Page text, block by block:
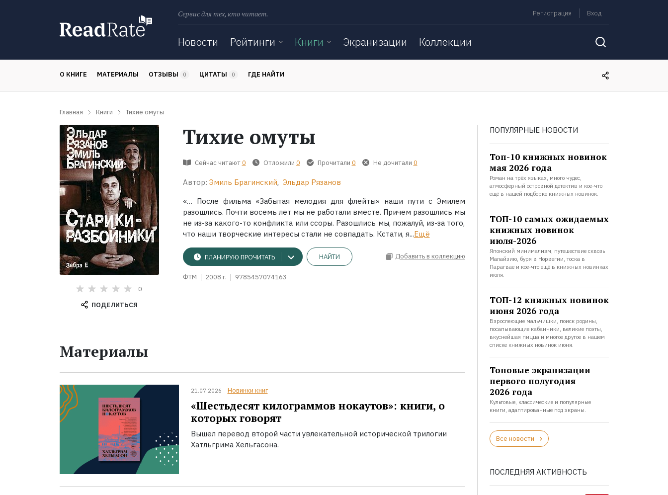
Сервис для тех, кто читает. Регистрация Вход
Новости Рейтинги Книги Экранизации Коллекции
О КНИГЕ МАТЕРИАЛЫ ОТЗЫВЫ 0 ЦИТАТЫ 0 ГДЕ НАЙТИ
Главная Книги Тихие омуты
0
ПОДЕЛИТЬСЯ
Тихие омуты
Сейчас читают 0 Отложили 0 Прочитали 0 Не дочитали 0
Автор: Эмиль Брагинский, Эльдар Рязанов
«… После фильма «Забытая мелодия для флейты» наши пути с Эмилем
разошлись. Почти восемь лет мы не работали вместе. Причем разошлись мы
не из-за какого-то конфликта или ссоры. Разошлись мы, пожалуй, из-за того,
что наши творческие интересы стали не совпадать. Кстати, я...Ещё
ПЛАНИРУЮ ПРОЧИТАТЬ НАЙТИ Добавить в коллекцию
ФТМ 2008 г. 9785457074163
Материалы
21.07.2026 Новинки книг
«Шестьдесят килограммов нокаутов»: книги, о
которых говорят
Вышел перевод второй части увлекательной исторической трилогии
Хатльгрима Хельгасона.
ПОПУЛЯРНЫЕ НОВОСТИ
Топ-10 книжных новинок
мая 2026 года
Роман на трёх языках, много чудес,
атмосферный островной детектив и кое-что
ещё в нашей подборке книжных новинок.
ТОП-10 самых ожидаемых
книжных новинок
июля-2026
Японский минимализм, путешествие сквозь
Малайзию, буря в Норвегии, тоска в
Парагвае и кое-что ещё в книжных новинках
июля.
ТОП-12 книжных новинок
июня 2026 года
Взрослеющие мальчишки, поиск родины,
посапывающие кабанчики, великие поэты,
вкуснейшая пицца и многое другое в нашем
списке книжных новинок июня.
Топовые экранизации
первого полугодия
2026 года
Культовые, классические и популярные
книги, адаптированные под экраны.
Все новости
ПОСЛЕДНЯЯ АКТИВНОСТЬ